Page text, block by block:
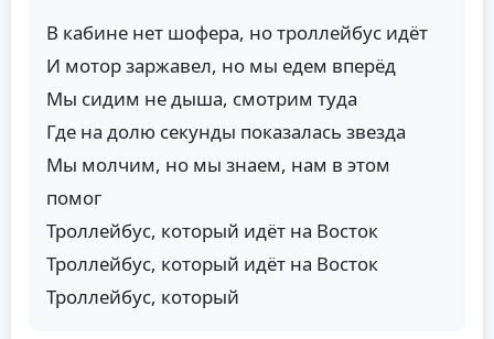
В кабине нет шофера, но троллейбус идёт
И мотор заржавел, но мы едем вперёд
Мы сидим не дыша, смотрим туда
Где на долю секунды показалась звезда
Мы молчим, но мы знаем, нам в этом
помог
Троллейбус, который идёт на Восток
Троллейбус, который идёт на Восток
Троллейбус, который